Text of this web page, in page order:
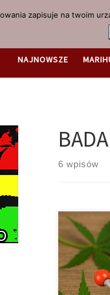
NAJNOWSZE
6 wpisów
W Skrócie
omawiany
THC. W
skutki
zapisuje na twoim